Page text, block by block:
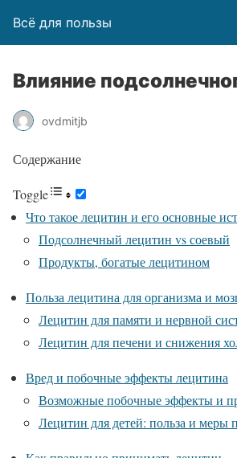
Всё для пользы
Влияние
ovdmitjb
Содержание
Toggle
Что такое лецитин и его основные
Подсолнечный лецитин vs соевый
Продукты, богатые лецитином
Польза лецитина для организма и
Лецитин для памяти и нервной
Лецитин для печени и снижения
Вред и побочные эффекты лецитина
Возможные побочные эффекты и
Лецитин для детей: польза и меры